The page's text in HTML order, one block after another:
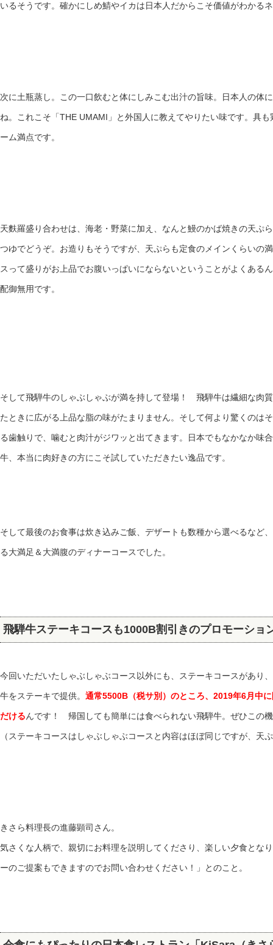
いるそうです。確かにしめ鯖やイカは日本人だからこそ価値がわかる
次に土瓶蒸し。この一口飲むと体にしみこむ出汁の旨味。日本人の体
ね。これこそ「THE UMAMI」と外国人に教えてやりたい味です。具
ーム満点です。
天麩羅盛り合わせは、海老・野菜に加え、なんと鰻のかば焼きの天
つゆでどうぞ。お造りもそうですが、天ぷらも定食のメインくらいの
スって盛りがお上品でお腹いっぱいにならないということがよくある
配御無用です。
そして飛騨牛のしゃぶしゃぶが満を持して登場！ 飛騨牛は繊細な肉
たときに広がる上品な脂の味がたまりません。そして何より驚くのは
る歯触りで、噛むと肉汁がジワッと出てきます。日本でもなかなか味
牛、本当に肉好きの方にこそ試していただきたい逸品です。
そして最後のお食事は炊き込みご飯、デザートも数種から選べるなど
る大満足＆大満腹のディナーコースでした。
飛騨牛ステーキコースも1000B割引きのプロモーショ
今回いただいたしゃぶしゃぶコース以外にも、ステーキコースがあり
牛をステーキで提供。 通常5500B（税サ別）のところ、2019年6月中
だけるんです！ 帰国しても簡単には食べられない飛騨牛。ぜひこの
（ステーキコースはしゃぶしゃぶコースと内容はほぼ同じですが、天
きさら料理長の進藤顕司さん。
気さくな人柄で、親切にお料理を説明してくださり、楽しい夕食とな
ーのご提案もできますのでお問い合わせください！」とのこと。